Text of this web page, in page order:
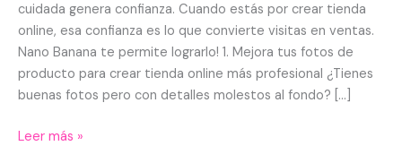
cuidada genera confianza. Cuando estás por crear tienda
online, esa confianza es lo que convierte visitas en ventas.
Nano Banana te permite lograrlo! 1. Mejora tus fotos de
producto para crear tienda online más profesional ¿Tienes
buenas fotos pero con detalles molestos al fondo? […]
Leer más »